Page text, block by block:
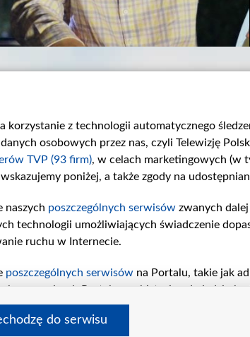
numer...
W 912. odcinku...
pomoc polityka prywatności
korzystanie z technologii automatycznego
osobowych przez nas, czyli Telewizję
TVP (93 firm), w celach marketingowych (w
poniżej, a także zgody na
naszych poszczególnych serwisów zwanych
technologii umożliwiających świadczenie
ruchu w Internecie.
poszczególnych serwisów na Portalu, takie jak
w serwisach Portalu czy historia odwiedzin
celów i funkcji: przechowywania informacji
reklam, tworzenia profilu
do serwisu